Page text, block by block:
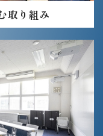
取り組み